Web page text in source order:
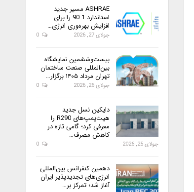
ASHRAE مسیر جدید
استاندارد 90.1 را برای
افزایش بهره‌وری انرژی…
جولای 27, 2026
بیست‌وششمین نمایشگاه
بین‌المللی صنعت ساختمان
تهران مرداد ۱۴۰۵ برگزار…
جولای 26, 2026
دایکین نسل جدید
هیت‌پمپ‌های R290 را
معرفی کرد؛ گامی تازه در
کاهش مصرف…
جولای 25, 2026
دهمین کنفرانس بین‌المللی
انرژی‌های تجدیدپذیر ایران
آغاز شد؛ تمرکز بر…